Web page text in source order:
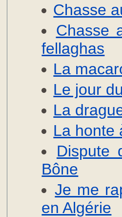
Chasse
Chasse
fellaghas
La
Le jour
La
La honte
Dispute
Bône
Je me
en Algérie